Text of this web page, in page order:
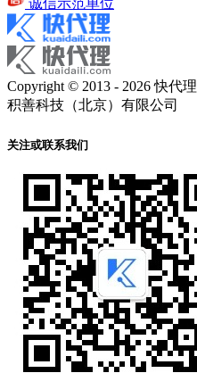
诚信示范单位
Copyright © 2013 - 2026 快代理
积善科技（北京）有限公司
关注或联系我们